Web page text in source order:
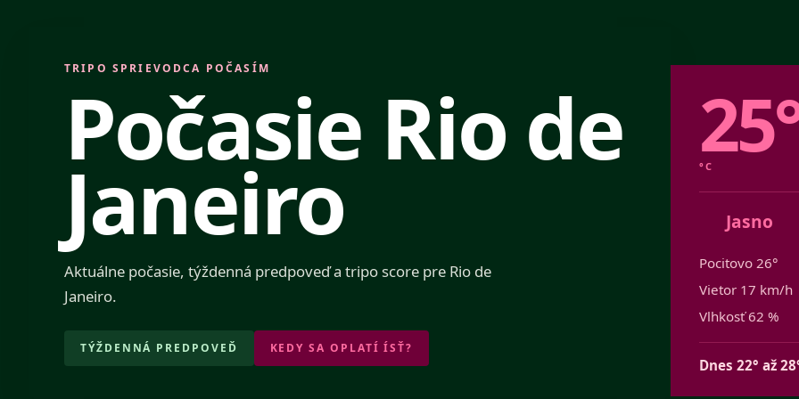
TRIPO SPRIEVODCA POČASÍM
Počasie Rio de
Janeiro
Aktuálne počasie, týždenná predpoveď a tripo score pre Rio de
Janeiro.
TÝŽDENNÁ PREDPOVEĎ KEDY SA OPLATÍ ÍSŤ?
°C
Jasno
Pocitovo 26°
Vietor 17 km/h
Vlhkosť 62 %
Dnes 22° až